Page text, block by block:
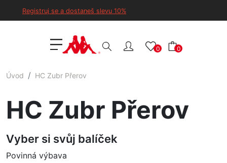
Registruj se a dostaneš slevu 10%
0 0
Úvod HC Zubr Přerov
HC Zubr Přerov
Vyber si svůj balíček
Povinná výbava